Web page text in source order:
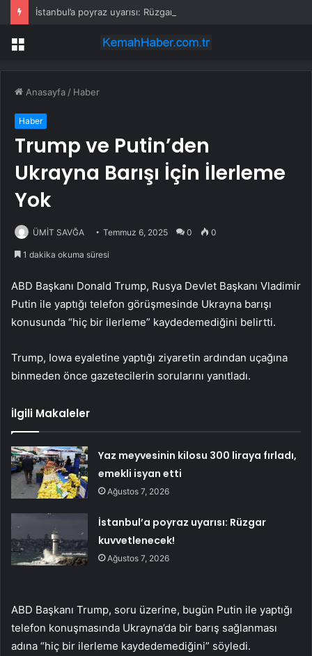
İstanbul’a poyraz uyarısı: Rüzgar kuvvetlenecek!
Menü
Anasayfa / Haber
Haber
Trump ve Putin’den
Ukrayna Barışı İçin İlerleme
Yok
ÜMİT SAVĞA Temmuz 6, 2025 0 0
1 dakika okuma süresi
ABD Başkanı Donald Trump, Rusya Devlet Başkanı Vladimir
Putin ile yaptığı telefon görüşmesinde Ukrayna barışı
konusunda “hiç bir ilerleme” kaydedemediğini belirtti.
Trump, Iowa eyaletine yaptığı ziyaretin ardından uçağına
binmeden önce gazetecilerin sorularını yanıtladı.
İlgili Makaleler
Yaz meyvesinin kilosu 300 liraya fırladı,
emekli isyan etti
Ağustos 7, 2026
İstanbul’a poyraz uyarısı: Rüzgar
kuvvetlenecek!
Ağustos 7, 2026
ABD Başkanı Trump, soru üzerine, bugün Putin ile yaptığı
telefon konuşmasında Ukrayna’da bir barış sağlanması
adına “hiç bir ilerleme kaydedemediğini” söyledi.